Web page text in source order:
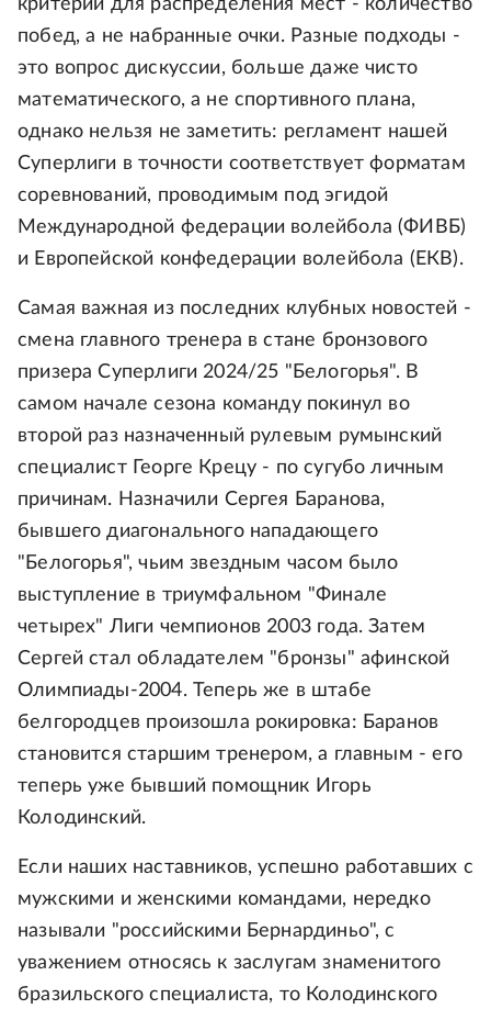
критерий для распределения мест - количество
побед, а не набранные очки. Разные подходы -
это вопрос дискуссии, больше даже чисто
математического, а не спортивного плана,
однако нельзя не заметить: регламент нашей
Суперлиги в точности соответствует форматам
соревнований, проводимым под эгидой
Международной федерации волейбола (ФИВБ)
и Европейской конфедерации волейбола (ЕКВ).
Самая важная из последних клубных новостей -
смена главного тренера в стане бронзового
призера Суперлиги 2024/25 "Белогорья". В
самом начале сезона команду покинул во
второй раз назначенный рулевым румынский
специалист Георге Крецу - по сугубо личным
причинам. Назначили Сергея Баранова,
бывшего диагонального нападающего
"Белогорья", чьим звездным часом было
выступление в триумфальном "Финале
четырех" Лиги чемпионов 2003 года. Затем
Сергей стал обладателем "бронзы" афинской
Олимпиады-2004. Теперь же в штабе
белгородцев произошла рокировка: Баранов
становится старшим тренером, а главным - его
теперь уже бывший помощник Игорь
Колодинский.
Если наших наставников, успешно работавших с
мужскими и женскими командами, нередко
называли "российскими Бернардиньо", с
уважением относясь к заслугам знаменитого
бразильского специалиста, то Колодинского